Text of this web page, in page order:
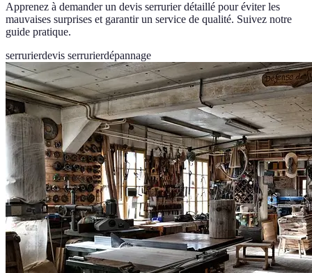
Apprenez à demander un devis serrurier détaillé pour éviter les
mauvaises surprises et garantir un service de qualité. Suivez notre
guide pratique.
serrurierdevis serrurierdépannage